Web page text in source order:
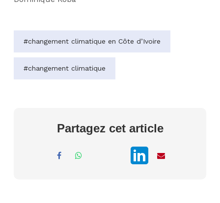
#changement climatique en Côte d’Ivoire
#changement climatique
Partagez cet article